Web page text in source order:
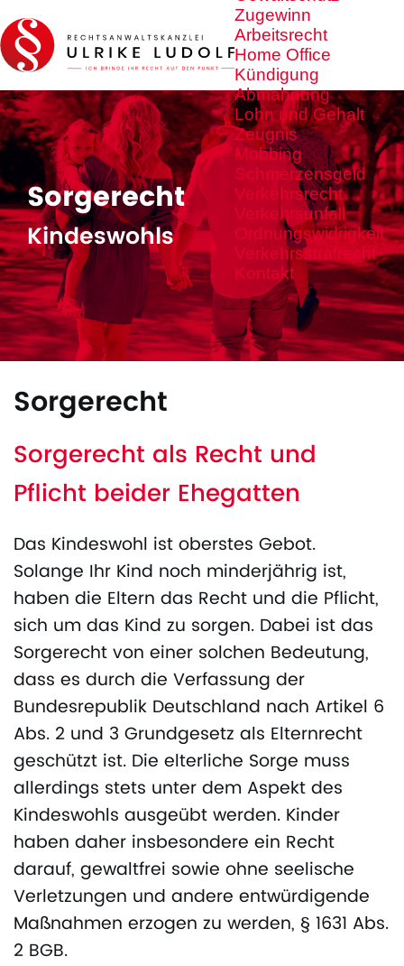
Zugewinn
Arbeitsrecht
Home Office
Kündigung
Abmahnung
Lohn und Gehalt
Zeugnis
Mobbing
Schmerzensgeld
Verkehrsrecht
Verkehrsunfall
Ordnungswidrigkeit
Verkehrsstrafrecht
Kontakt
Sorgerecht
Kindeswohls
Sorgerecht
Sorgerecht als Recht und
Pflicht beider Ehegatten
Das Kindeswohl ist oberstes Gebot.
Solange Ihr Kind noch minderjährig ist,
haben die Eltern das Recht und die Pflicht,
sich um das Kind zu sorgen. Dabei ist das
Sorgerecht von einer solchen Bedeutung,
dass es durch die Verfassung der
Bundesrepublik Deutschland nach Artikel 6
Abs. 2 und 3 Grundgesetz als Elternrecht
geschützt ist. Die elterliche Sorge muss
allerdings stets unter dem Aspekt des
Kindeswohls ausgeübt werden. Kinder
haben daher insbesondere ein Recht
darauf, gewaltfrei sowie ohne seelische
Verletzungen und andere entwürdigende
Maßnahmen erzogen zu werden, § 1631 Abs.
2 BGB.